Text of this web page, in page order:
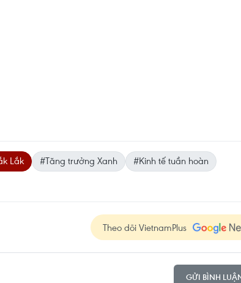
Lắk #Tăng trưởng Xanh
#Kinh tế tuần hoàn
Theo dõi VietnamPlus
GỬI BÌNH